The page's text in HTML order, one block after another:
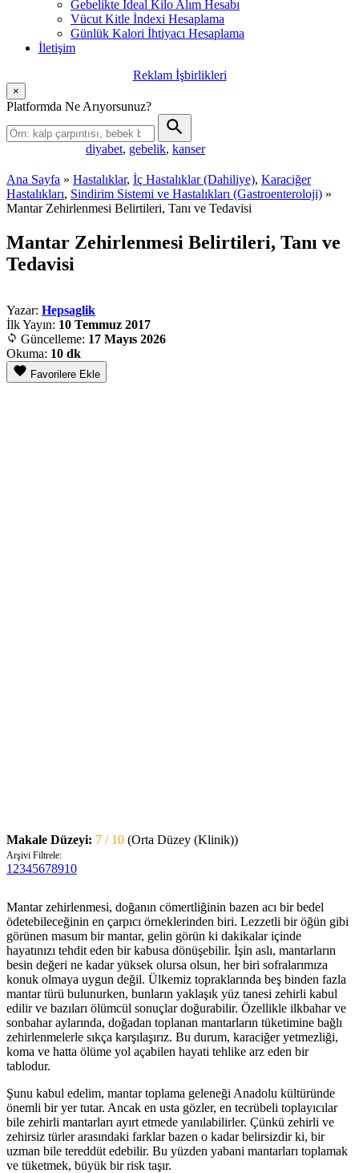
Gebelikte İdeal Kilo Alım Hesabı
Vücut Kitle İndexi Hesaplama
Günlük Kalori İhtiyacı Hesaplama
İletişim
Reklam İşbirlikleri
×
Platformda Ne Arıyorsunuz?
diyabet, gebelik, kanser
Ana Sayfa » Hastalıklar, İç Hastalıklar (Dahiliye), Karaciğer
Hastalıkları, Sindirim Sistemi ve Hastalıkları (Gastroenteroloji) »
Mantar Zehirlenmesi Belirtileri, Tanı ve Tedavisi
Mantar Zehirlenmesi Belirtileri, Tanı ve
Tedavisi
Yazar: Hepsaglik
İlk Yayın: 10 Temmuz 2017
Güncelleme: 17 Mayıs 2026
Okuma: 10 dk
Favorilere Ekle
Makale Düzeyi: 7 / 10 (Orta Düzey (Klinik))
Arşivi Filtrele:
1 2345678910
Mantar zehirlenmesi, doğanın cömertliğinin bazen acı bir bedel
ödetebileceğinin en çarpıcı örneklerinden biri. Lezzetli bir öğün gibi
görünen masum bir mantar, gelin görün ki dakikalar içinde
hayatınızı tehdit eden bir kabusa dönüşebilir. İşin aslı, mantarların
besin değeri ne kadar yüksek olursa olsun, her biri sofralarımıza
konuk olmaya uygun değil. Ülkemiz topraklarında beş binden fazla
mantar türü bulunurken, bunların yaklaşık yüz tanesi zehirli kabul
edilir ve bazıları ölümcül sonuçlar doğurabilir. Özellikle ilkbahar ve
sonbahar aylarında, doğadan toplanan mantarların tüketimine bağlı
zehirlenmelerle sıkça karşılaşırız. Bu durum, karaciğer yetmezliği,
koma ve hatta ölüme yol açabilen hayati tehlike arz eden bir
tablodur.
Şunu kabul edelim, mantar toplama geleneği Anadolu kültüründe
önemli bir yer tutar. Ancak en usta gözler, en tecrübeli toplayıcılar
bile zehirli mantarları ayırt etmede yanılabilirler. Çünkü zehirli ve
zehirsiz türler arasındaki farklar bazen o kadar belirsizdir ki, bir
uzman bile tereddüt edebilir. Bu yüzden yabani mantarları toplamak
ve tüketmek, büyük bir risk taşır.